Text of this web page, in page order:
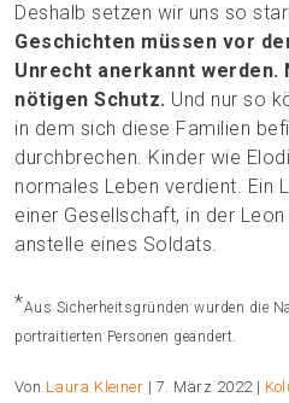
Deshalb setzen wir uns so
Geschichten müssen vor
Unrecht anerkannt werden.
nötigen Schutz. Und nur so
in dem sich diese Familien
durchbrechen. Kinder wie
normales Leben verdient. Ein
einer Gesellschaft, in der
anstelle eines Soldats.
*Aus Sicherheitsgründen wurden die
portraitierten Personen geändert.
Von Laura Kleiner | 7. März 2022 |